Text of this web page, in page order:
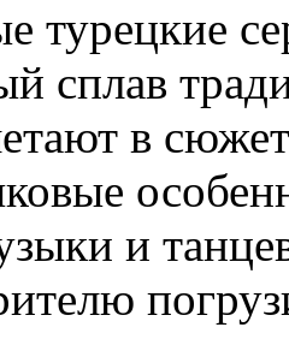
турецкие
сплав
в
и